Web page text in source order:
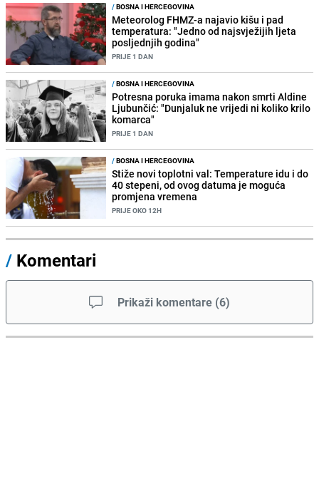
/BOSNA I HERCEGOVINA
Meteorolog FHMZ-a najavio kišu i pad
temperatura: "Jedno od najsvježijih ljeta
posljednjih godina"
PRIJE 1 DAN
/BOSNA I HERCEGOVINA
Potresna poruka imama nakon smrti Aldine
Ljubunčić: "Dunjaluk ne vrijedi ni koliko krilo
komarca"
PRIJE 1 DAN
/BOSNA I HERCEGOVINA
Stiže novi toplotni val: Temperature idu i do
40 stepeni, od ovog datuma je moguća
promjena vremena
PRIJE OKO 12H
/ Komentari
Prikaži komentare (6)